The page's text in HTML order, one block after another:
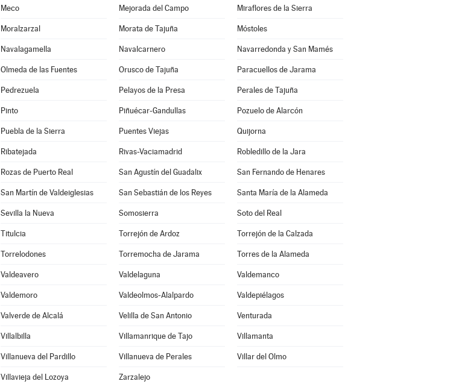
Meco Mejorada del Campo Miraflores de la Sierra
Moralzarzal Morata de Tajuña Móstoles
Navalagamella Navalcarnero Navarredonda y San Mamés
Olmeda de las Fuentes Orusco de Tajuña Paracuellos de Jarama
Pedrezuela Pelayos de la Presa Perales de Tajuña
Pinto Piñuécar-Gandullas Pozuelo de Alarcón
Puebla de la Sierra Puentes Viejas Quijorna
Ribatejada Rivas-Vaciamadrid Robledillo de la Jara
Rozas de Puerto Real San Agustín del Guadalix San Fernando de Henares
San Martín de Valdeiglesias San Sebastián de los Reyes Santa María de la Alameda
Sevilla la Nueva Somosierra Soto del Real
Titulcia Torrejón de Ardoz Torrejón de la Calzada
Torrelodones Torremocha de Jarama Torres de la Alameda
Valdeavero Valdelaguna Valdemanco
Valdemoro Valdeolmos-Alalpardo Valdepiélagos
Valverde de Alcalá Velilla de San Antonio Venturada
Villalbilla Villamanrique de Tajo Villamanta
Villanueva del Pardillo Villanueva de Perales Villar del Olmo
Villavieja del Lozoya Zarzalejo